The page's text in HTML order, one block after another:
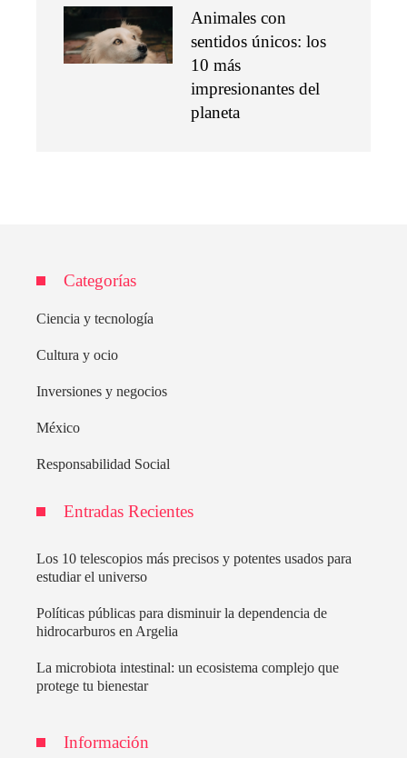
Animales con
sentidos únicos: los
10 más
impresionantes del
planeta
Categorías
Ciencia y tecnología
Cultura y ocio
Inversiones y negocios
México
Responsabilidad Social
Entradas Recientes
Los 10 telescopios más precisos y potentes usados para
estudiar el universo
Políticas públicas para disminuir la dependencia de
hidrocarburos en Argelia
La microbiota intestinal: un ecosistema complejo que
protege tu bienestar
Información